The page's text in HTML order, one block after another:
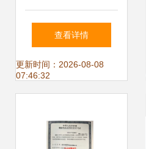
电信业务 小窗口背
后的合规与技术
查看详情
更新时间：2026-08-08
07:46:32